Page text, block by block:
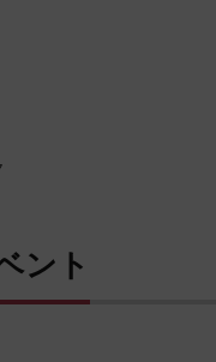
ント